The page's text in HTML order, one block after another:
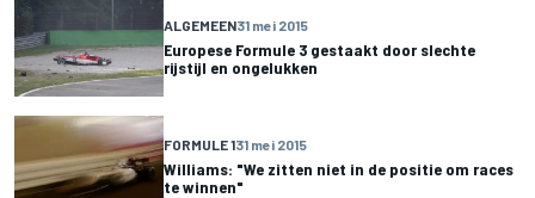
ALGEMEEN31 mei 2015
Europese Formule 3 gestaakt door slechte
rijstijl en ongelukken
FORMULE 131 mei 2015
Williams: "We zitten niet in de positie om races
te winnen"